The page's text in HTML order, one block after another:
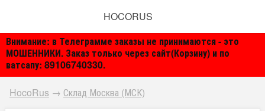
Внимание: в Телеграмме заказы не принимаются - это
МОШЕННИКИ. Заказ только через сайт(Корзину) и по
ватсапу: 89106740330.
HOCORUS
HocoRus → Склад Москва (МСК)